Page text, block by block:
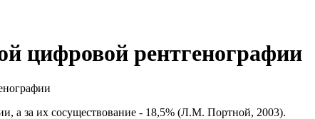
цифровой рентгенографии
а за их сосуществование - 18,5% (Л.М. Портной, 2003).